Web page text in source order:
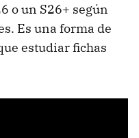
o un S26+ según
Es una forma de
estudiar fichas